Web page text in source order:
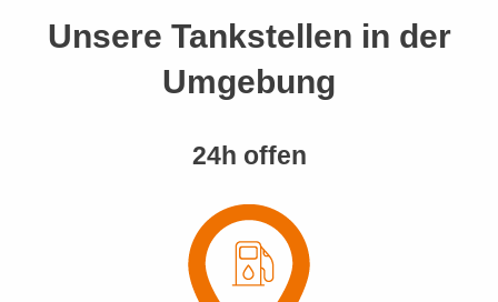
Unsere Tankstellen in der
Umgebung
24h offen